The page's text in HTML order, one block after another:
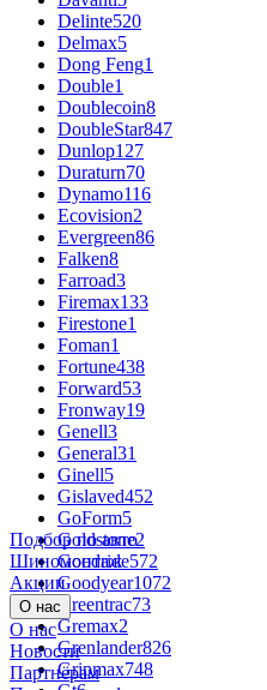
Delinte520
Delmax5
Dong Feng1
Double1
Doublecoin8
DoubleStar847
Dunlop127
Duraturn70
Dynamo116
Ecovision2
Evergreen86
Falken8
Farroad3
Firemax133
Firestone1
Foman1
Fortune438
Forward53
Fronway19
Genell3
General31
Ginell5
Gislaved452
GoForm5
Goldstone2
Goodride572
Goodyear1072
Greentrac73
Gremax2
Grenlander826
Gripmax748
Подбор по авто
Шиномонтаж
Акции
О нас
О нас
Новости
Партнёрам